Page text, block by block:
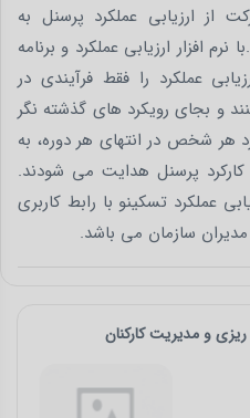
از ارزیابی عملکرد پرسنل به
افزار ارزیابی عملکرد و برنامه
عملکرد را فقط فرآیندی در
و بجای رویکرد های گذشته نگر
هر شخص در انتهای هر دوره، به
کارکرد پرسنل هدایت می شودند.
عملکرد تسکینو با رابط کاربری
سازمان می باشد.
و مدیریت کارکنان
اپلیکیشن و نرم افزار برنامه